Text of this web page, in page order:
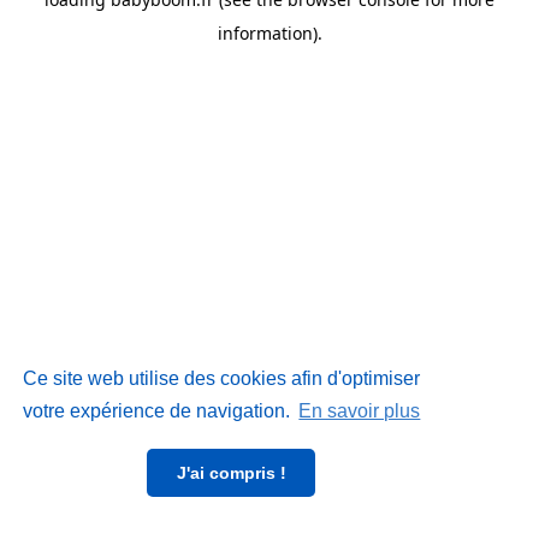
Ce site web utilise des cookies afin d'optimiser
votre expérience de navigation. En savoir plus
J'ai compris !
information).